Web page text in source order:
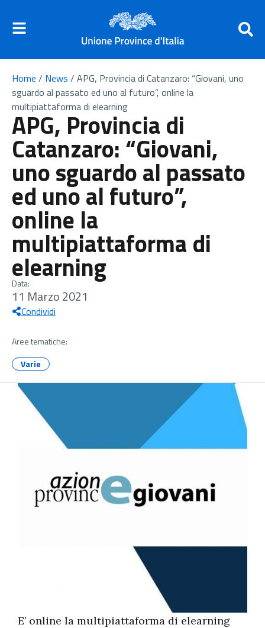
Home / News / APG, Provincia di Catanzaro: “Giovani, uno
sguardo al passato ed uno al futuro”, online la
multipiattaforma di elearning
APG, Provincia di
Catanzaro: “Giovani,
uno sguardo al passato
ed uno al futuro”,
online la
multipiattaforma di
elearning
Data:
11 Marzo 2021
Condividi
Aree tematiche:
Varie
E’ online la multipiattaforma di elearning